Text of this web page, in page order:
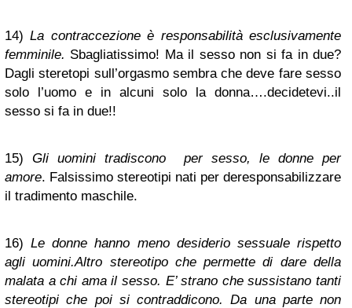
14)La contraccezione è responsabilità esclusivamente
femminile. Sbagliatissimo! Ma il sesso non si fa in due?
Dagli steretopi sull’orgasmo sembra che deve fare sesso
solo l’uomo e in alcuni solo la donna….decidetevi..il
sesso si fa in due!!
15)Gli uomini tradiscono per sesso, le donne per
amore. Falsissimo stereotipi nati per deresponsabilizzare
il tradimento maschile.
16)Le donne hanno meno desiderio sessuale rispetto
agli uomini.Altro stereotipo che permette di dare della
malata a chi ama il sesso. E’ strano che sussistano tanti
stereotipi che poi si contraddicono. Da una parte non